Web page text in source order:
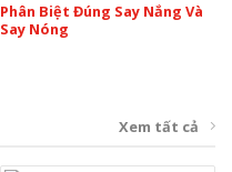
Phân Biệt Đúng Say Nắng Và
Say Nóng
Xem tất cả